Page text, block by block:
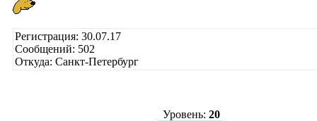
Регистрация: 30.07.17
Сообщений: 502
Откуда: Санкт-Петербург
Уровень: 20